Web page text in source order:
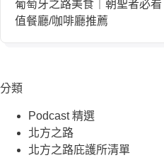
葡萄牙之路美食｜朝聖者必
值餐廳/咖啡廳推薦
分類
Podcast 精選
北方之路
北方之路庇護所清單